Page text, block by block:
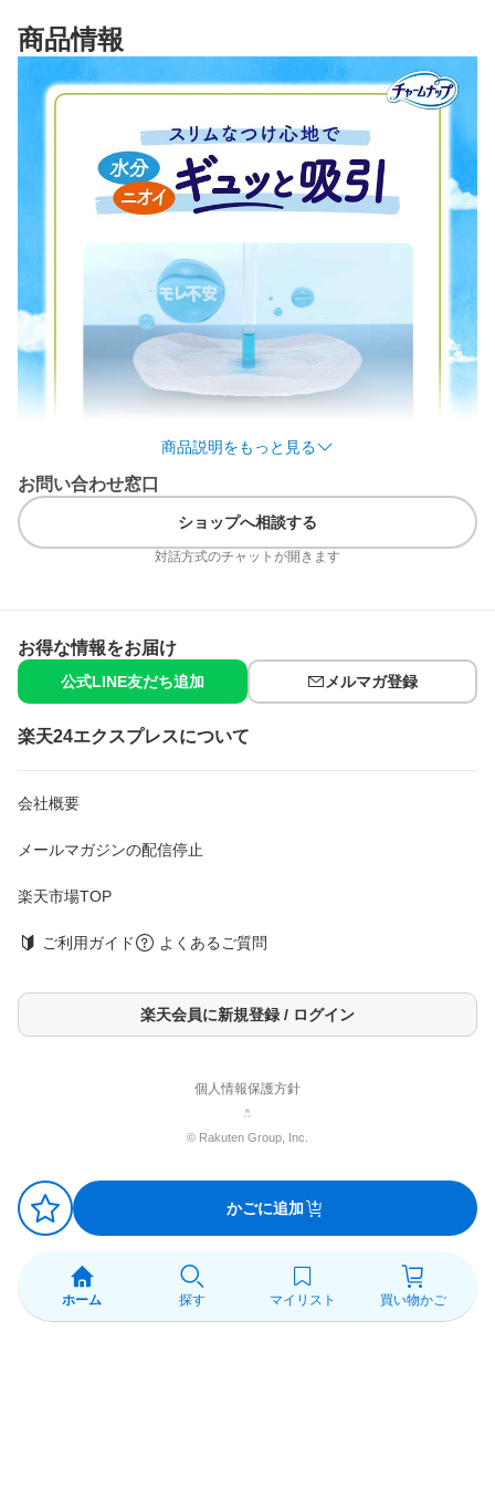
商品情報
商品説明をもっと見る
お問い合わせ窓口
ショップへ相談する
対話方式のチャットが開きます
お得な情報をお届け
公式LINE友だち追加 メルマガ登録
楽天24エクスプレスについて
会社概要
メールマガジンの配信停止
楽天市場TOP
ご利用ガイド よくあるご質問
楽天会員に新規登録 / ログイン
個人情報保護方針
© Rakuten Group, Inc.
かごに追加
ホーム 探す マイリスト 買い物かご